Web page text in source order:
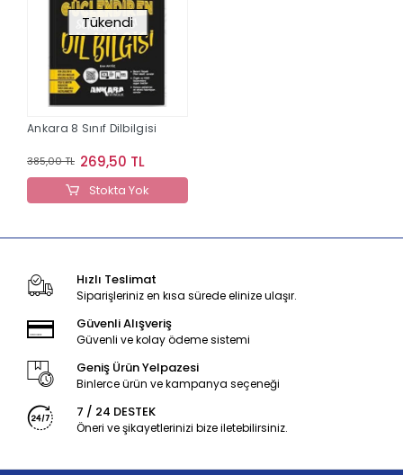
Tükendi
Ankara 8 Sınıf Dilbilgisi
385,00 TL 269,50 TL
Stokta Yok
Hızlı Teslimat
Siparişleriniz en kısa sürede elinize ulaşır.
Güvenli Alışveriş
Güvenli ve kolay ödeme sistemi
Geniş Ürün Yelpazesi
Binlerce ürün ve kampanya seçeneği
7 / 24 DESTEK
Öneri ve şikayetlerinizi bize iletebilirsiniz.